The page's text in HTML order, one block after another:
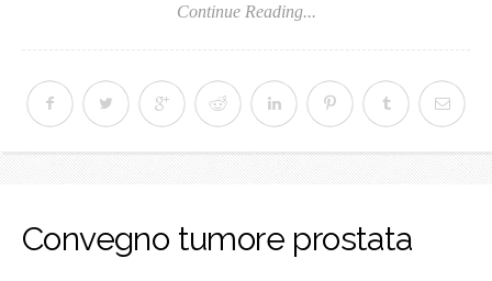
Continue Reading...
Convegno tumore prostata